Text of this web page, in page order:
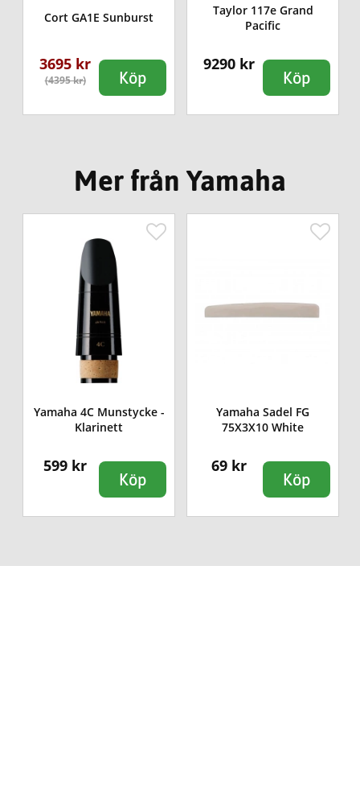
Cort GA1E Sunburst
3695 kr
(4395 kr) Köp
Taylor 117e Grand
Pacific
9290 kr
Köp
Mer från Yamaha
Yamaha 4C Munstycke -
Klarinett
599 kr
Köp
Yamaha Sadel FG
75X3X10 White
69 kr
Köp